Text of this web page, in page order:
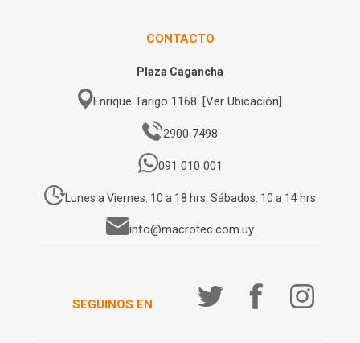
CONTACTO
Plaza Cagancha
Enrique Tarigo 1168. [Ver Ubicación]
2900 7498
091 010 001
Lunes a Viernes: 10 a 18 hrs. Sábados: 10 a 14 hrs
info@macrotec.com.uy
SEGUINOS EN